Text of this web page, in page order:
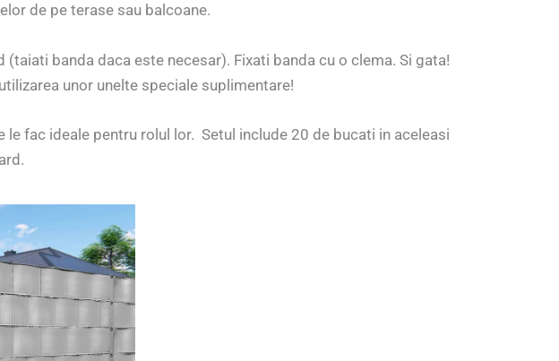
de pe terase sau balcoane.
banda daca este necesar). Fixati banda cu o clema. Si gata!
unor unelte speciale suplimentare!
fac ideale pentru rolul lor. Setul include 20 de bucati in aceleasi